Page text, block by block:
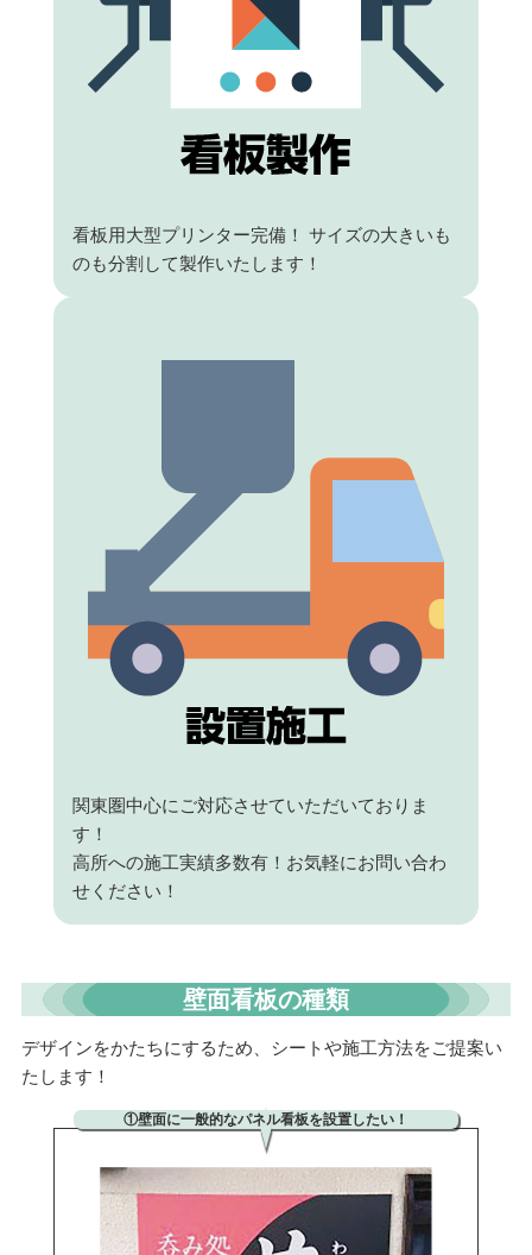
看板用大型プリンター完備！ サイズの大きいも
のも分割して製作いたします！
関東圏中心にご対応させていただいておりま
す！
高所への施工実績多数有！お気軽にお問い合わ
せください！
壁面看板の種類
デザインをかたちにするため、シートや施工方法をご提案い
たします！
①壁面に一般的なパネル看板を設置したい！